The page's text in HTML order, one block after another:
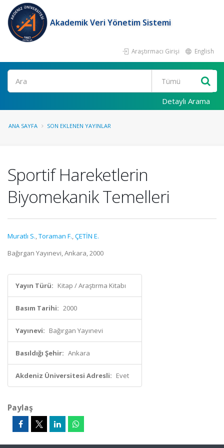
Akademik Veri Yönetim Sistemi
Araştırmacı Girişi English
Ara
Detaylı Arama
ANA SAYFA SON EKLENEN YAYINLAR
Sportif Hareketlerin
Biyomekanik Temelleri
Muratlı S.,Toraman F.,ÇETİN E.
Bağırgan Yayınevi, Ankara, 2000
Yayın Türü: Kitap / Araştırma Kitabı
Basım Tarihi: 2000
Yayınevi: Bağırgan Yayınevi
Basıldığı Şehir: Ankara
Akdeniz Üniversitesi Adresli: Evet
Paylaş